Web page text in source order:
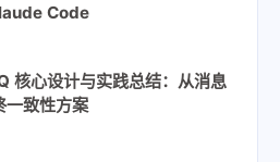
Code
核心设计与实践总结：从消息
一致性方案